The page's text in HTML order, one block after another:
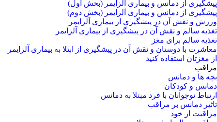
پیشگیری از دمانس و بیماری آلزایمر (بخش اول)
پیشگیری از دمانس و بیماری آلزایمر (بخش دوم)
ورزش و نقش آن در پیشگیری از بیماری آلزایمر
تغذیه سالم و نقش آن در پیشگیری از بیماری آلزایمر
تغذیه سالم برای مغز
معاشرت با دوستان و نقش آن در پیشگیری از ابتلا به بیماری آلزایمر
از مغزتان استفاده کنید
مراقب
بچه ها و دمانس
دمانس و کودکان
ارتباط نوجوانان با فرد مبتلا به دمانس
تاثیر دمانس بر مراقب
مراقبت از خود